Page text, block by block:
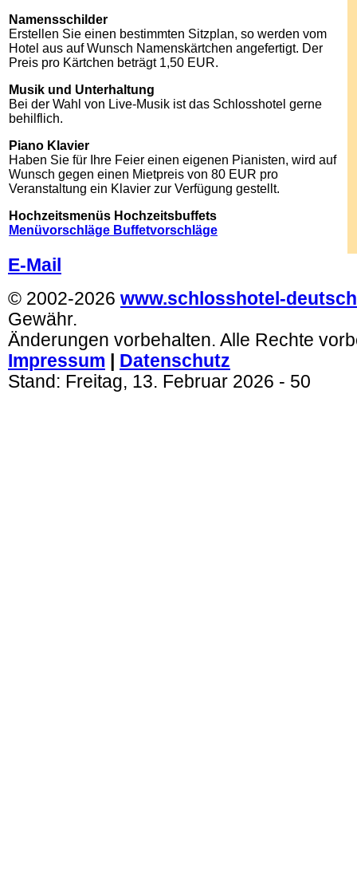
Namensschilder
Erstellen Sie einen bestimmten Sitzplan, so werden vom
Hotel aus auf Wunsch Namenskärtchen angefertigt. Der
Preis pro Kärtchen beträgt 1,50 EUR.
Musik und Unterhaltung
Bei der Wahl von Live-Musik ist das Schlosshotel gerne
behilflich.
Piano Klavier
Haben Sie für Ihre Feier einen eigenen Pianisten, wird auf
Wunsch gegen einen Mietpreis von 80 EUR pro
Veranstaltung ein Klavier zur Verfügung gestellt.
Hochzeitsmenüs Hochzeitsbuffets
Menüvorschläge Buffetvorschläge
E-Mail
© 2002-2026 www.schlosshotel-
Gewähr.
Änderungen vorbehalten. Alle Rechte
Impressum
Datenschutz
Stand: Freitag, 13. Februar 2026 - 50